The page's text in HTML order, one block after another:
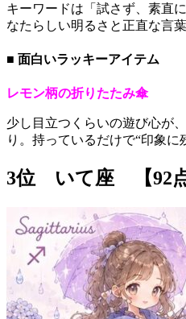
キーワードは「試さず、素直
なたらしい明るさと正直な言
■ 面白いラッキーアイテム
レモン柄の折りたたみ傘
少し目立つくらいの遊び心が
り。持っているだけで“印象に
3位 いて座 【92点